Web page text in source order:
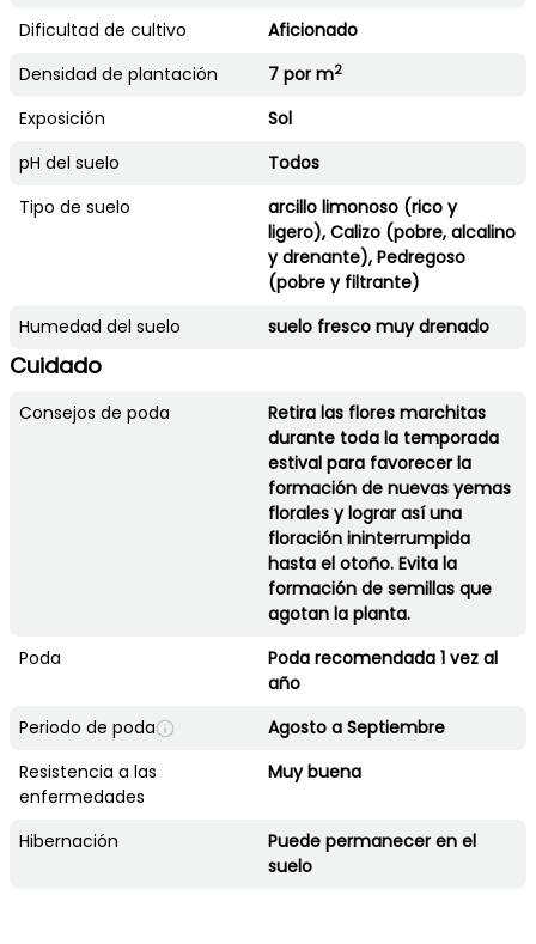
Dificultad de cultivo
Aficionado
Densidad de plantación
7 por m2
Exposición
Sol
pH del suelo
Todos
Tipo de suelo
arcillo limonoso (rico y
ligero), Calizo (pobre, alcalino
y drenante), Pedregoso
(pobre y filtrante)
Humedad del suelo
suelo fresco muy drenado
Cuidado
Consejos de poda
Retira las flores marchitas
durante toda la temporada
estival para favorecer la
formación de nuevas yemas
florales y lograr así una
floración ininterrumpida
hasta el otoño. Evita la
formación de semillas que
agotan la planta.
Poda
Poda recomendada 1 vez al
año
Periodo de poda
Agosto a Septiembre
Resistencia a las
enfermedades
Muy buena
Hibernación
Puede permanecer en el
suelo